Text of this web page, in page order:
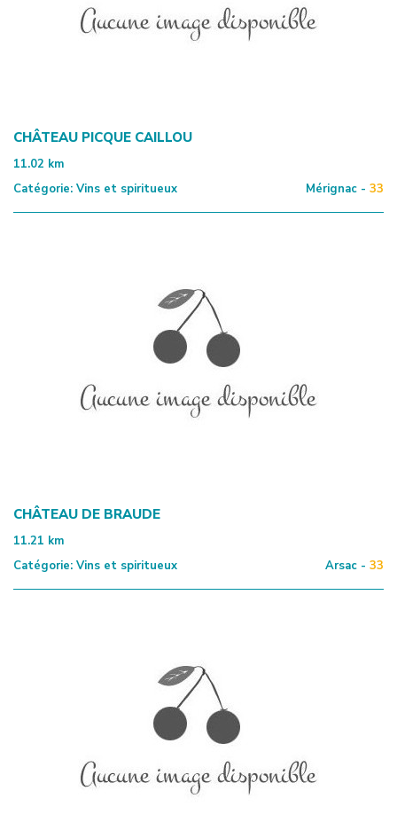
CHÂTEAU PICQUE CAILLOU
11.02 km
Catégorie: Vins et spiritueux Mérignac - 33
CHÂTEAU DE BRAUDE
11.21 km
Catégorie: Vins et spiritueux Arsac - 33